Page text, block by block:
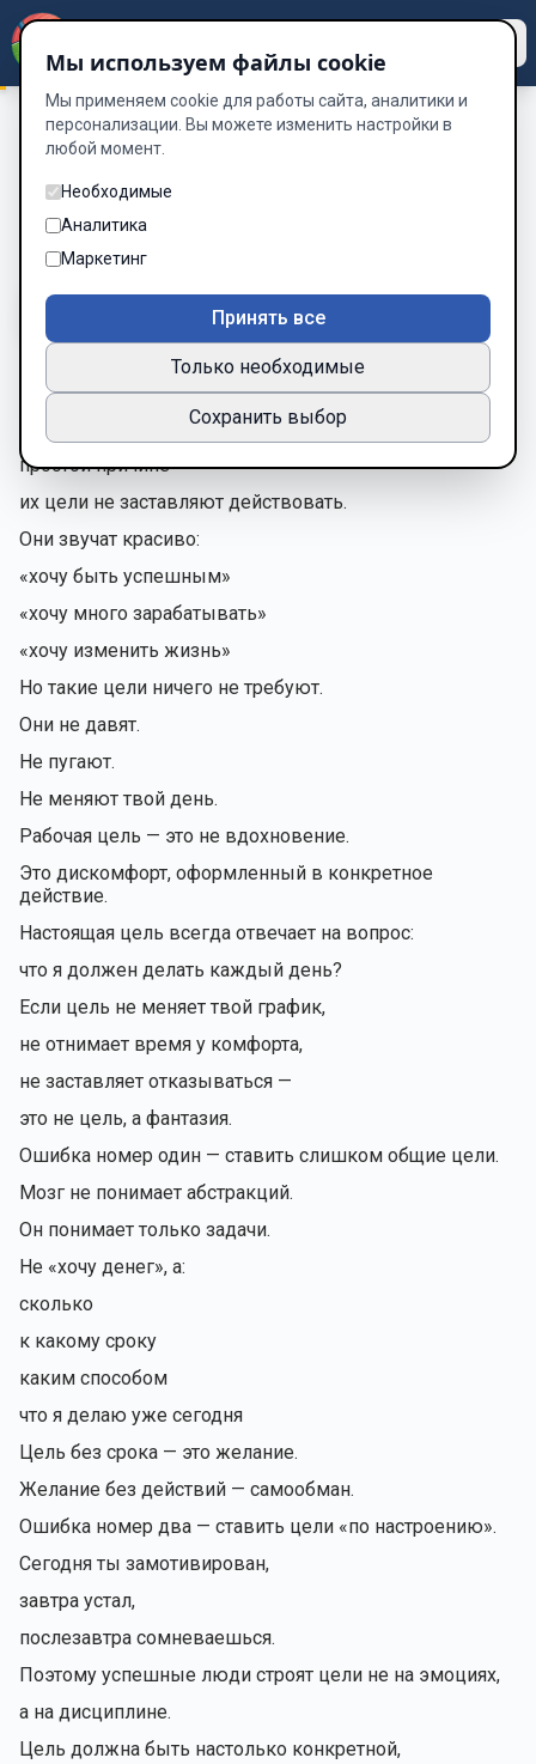
Как стать успешным
Глава 4. Цели, которые работают
Глава 4 из 15
Шрифт
Глава 4. Цели, которые работают
Большинство людей не достигают целей по одной
простой причине —
их цели не заставляют действовать.
Они звучат красиво:
«хочу быть успешным»
«хочу много зарабатывать»
«хочу изменить жизнь»
Но такие цели ничего не требуют.
Они не давят.
Не пугают.
Не меняют твой день.
Рабочая цель — это не вдохновение.
Это дискомфорт, оформленный в конкретное
действие.
Настоящая цель всегда отвечает на вопрос:
что я должен делать каждый день?
Если цель не меняет твой график,
не отнимает время у комфорта,
не заставляет отказываться —
это не цель, а фантазия.
Ошибка номер один — ставить слишком общие цели.
Мозг не понимает абстракций.
Он понимает только задачи.
Не «хочу денег», а:
сколько
к какому сроку
каким способом
что я делаю уже сегодня
Цель без срока — это желание.
Желание без действий — самообман.
Ошибка номер два — ставить цели «по настроению».
Сегодня ты замотивирован,
завтра устал,
послезавтра сомневаешься.
Поэтому успешные люди строят цели не на эмоциях,
а на дисциплине.
Цель должна быть настолько конкретной,
Мы используем файлы cookie
Мы применяем cookie для работы сайта, аналитики и
персонализации. Вы можете изменить настройки в
любой момент.
Необходимые
Аналитика
Маркетинг
Принять все
Только необходимые
Сохранить выбор